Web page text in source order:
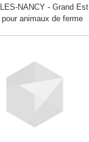
NANCY - Grand Est
animaux de ferme